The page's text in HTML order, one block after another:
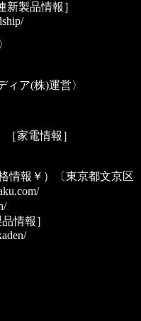
新製品情報］
ィア(株)運営〉
［家電情報］
情報￥）〔東京都文京区
情報］